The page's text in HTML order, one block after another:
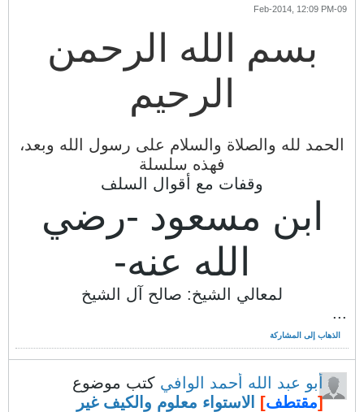
09-Feb-2014, 12:09 PM
بسم الله الرحمن
الرحيم
الحمد لله والصلاة والسلام على رسول الله وبعد،
فهذه سلسلة
وقفات مع أقوال السلف
ابن مسعود -رضي
الله عنه-
لمعالي الشيخ: صالح آل الشيخ
...
الذهاب إلى المشاركة
أبو عبد الله أحمد الوافي كتب موضوع
[مقتطف]
الاستواء معلوم والكيف غير